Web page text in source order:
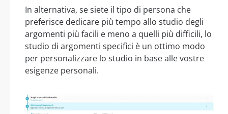
In alternativa, se siete il tipo di persona che
preferisce dedicare più tempo allo studio degli
argomenti più facili e meno a quelli più difficili, lo
studio di argomenti specifici è un ottimo modo
per personalizzare lo studio in base alle vostre
esigenze personali.